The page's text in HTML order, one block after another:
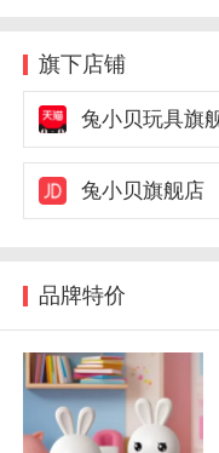
旗下店铺
兔小贝玩具旗
兔小贝旗舰店
品牌特价